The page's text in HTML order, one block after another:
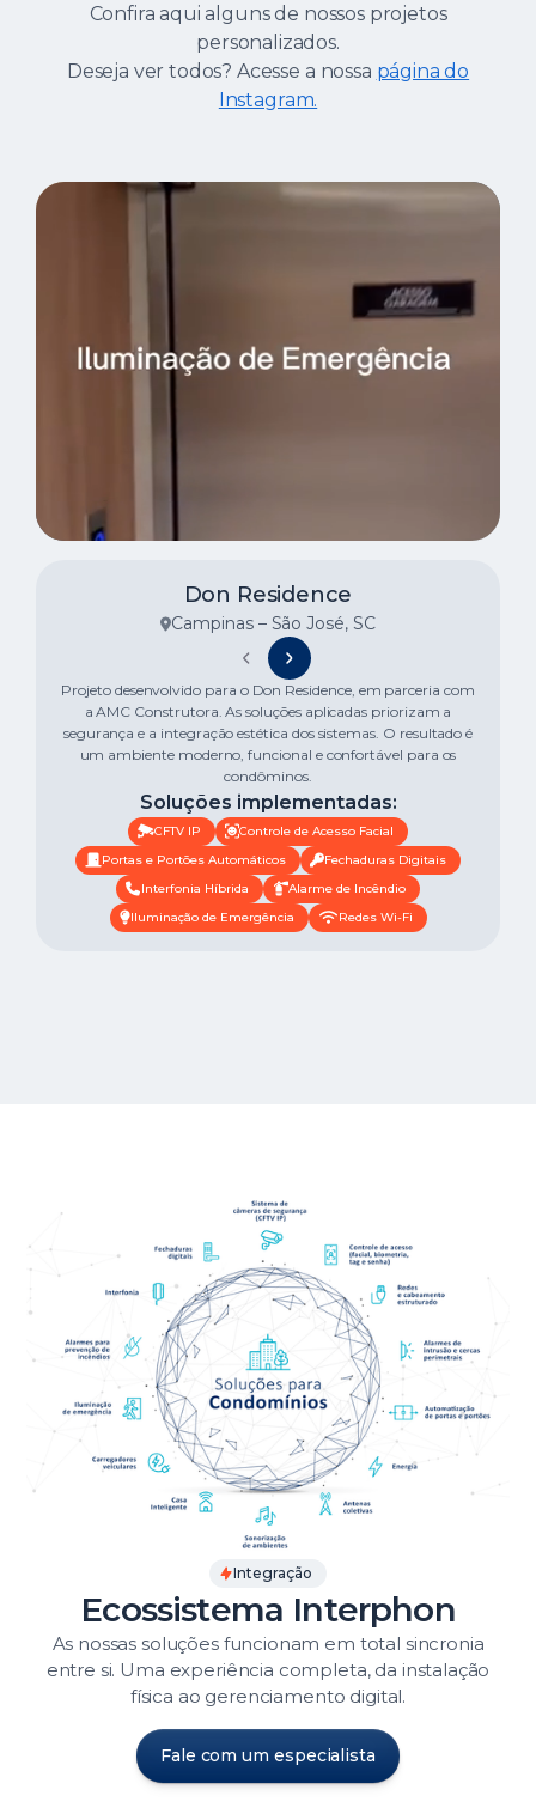
Confira aqui alguns de nossos projetos
personalizados.
Deseja ver todos? Acesse a nossa página do
Instagram.
Don Residence
Campinas – São José, SC
Projeto desenvolvido para o Don Residence, em parceria com
a AMC Construtora. As soluções aplicadas priorizam a
segurança e a integração estética dos sistemas. O resultado é
um ambiente moderno, funcional e confortável para os
condôminos.
Soluções implementadas:
CFTV IP
Controle de Acesso Facial
Portas e Portões Automáticos
Fechaduras Digitais
Interfonia Híbrida
Alarme de Incêndio
Iluminação de Emergência
Redes Wi-Fi
Integração
Ecossistema Interphon
As nossas soluções funcionam em total sincronia
entre si. Uma experiência completa, da instalação
física ao gerenciamento digital.
Fale com um especialista